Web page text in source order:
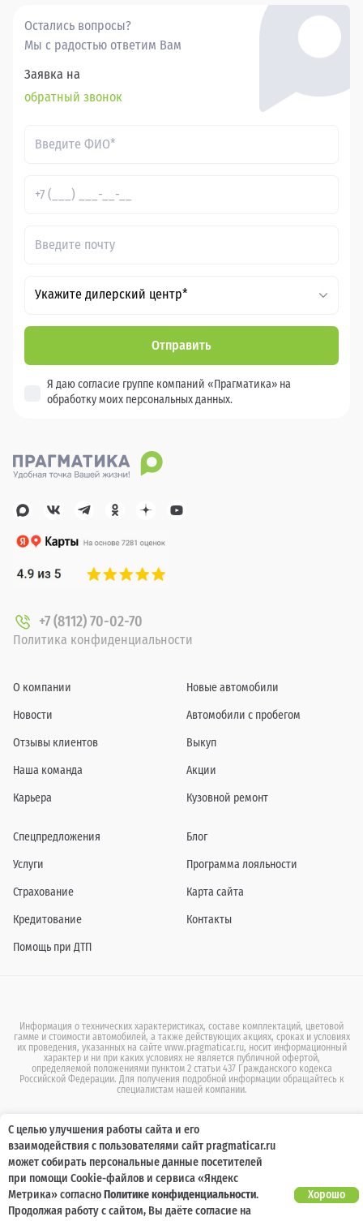
Остались вопросы?
Мы с радостью ответим Вам
Заявка на
обратный звонок
Укажите дилерский центр*
Отправить
Я даю согласие группе компаний «Прагматика» на
обработку моих персональных данных.
+7 (8112) 70-02-70
Политика конфиденциальности
О компании
Новости
Отзывы клиентов
Наша команда
Карьера
Новые автомобили
Автомобили с пробегом
Выкуп
Акции
Кузовной ремонт
Спецпредложения
Услуги
Страхование
Кредитование
Помощь при ДТП
Блог
Программа лояльности
Карта сайта
Контакты
Информация о технических характеристиках, составе комплектаций, цветовой
гамме и стоимости автомобилей, а также действующих акциях, сроках и условиях
их проведения, указанных на сайте www.pragmaticar.ru, носит информационный
характер и ни при каких условиях не является публичной офертой,
определяемой положениями пунктом 2 статьи 437 Гражданского кодекса
Российской Федерации. Для получения подробной информации обращайтесь к
специалистам нашей компании.
© ПРАГМАТИКА, 2026
С целью улучшения работы сайта и его
взаимодействия с пользователями сайт pragmaticar.ru
может собирать персональные данные посетителей
при помощи Cookie-файлов и сервиса «Яндекс
Метрика» согласноПолитике конфиденциальности.
Продолжая работу с сайтом, Вы даёте согласие на
Хорошо